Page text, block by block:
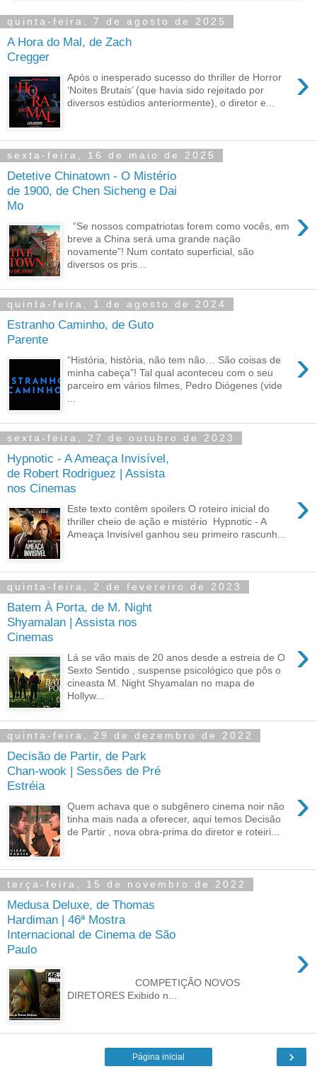
quinta-feira, 7 de agosto de 2025
A Hora do Mal, de Zach
Cregger
›
Após o inesperado sucesso do thriller de Horror
‘Noites Brutais’ (que havia sido rejeitado por
diversos estúdios anteriormente), o diretor e...
sexta-feira, 16 de maio de 2025
Detetive Chinatown - O Mistério
de 1900, de Chen Sicheng e Dai
Mo
›
“Se nossos compatriotas forem como vocês, em
breve a China será uma grande nação
novamente”! Num contato superficial, são
diversos os pris...
quinta-feira, 1 de agosto de 2024
Estranho Caminho, de Guto
Parente
›
“História, história, não tem não… São coisas de
minha cabeça”! Tal qual aconteceu com o seu
parceiro em vários filmes, Pedro Diógenes (vide
sexta-feira, 27 de outubro de 2023
Hypnotic - A Ameaça Invisível,
de Robert Rodriguez | Assista
nos Cinemas
›
Este texto contêm spoilers O roteiro inicial do
thriller cheio de ação e mistério Hypnotic - A
Ameaça Invisível ganhou seu primeiro rascunh...
quinta-feira, 2 de fevereiro de 2023
Batem À Porta, de M. Night
Shyamalan | Assista nos
Cinemas
›
Lá se vão mais de 20 anos desde a estreia de O
Sexto Sentido , suspense psicológico que pôs o
cineasta M. Night Shyamalan no mapa de
Hollyw...
quinta-feira, 29 de dezembro de 2022
Decisão de Partir, de Park
Chan-wook | Sessões de Pré
Estréia
›
Quem achava que o subgênero cinema noir não
tinha mais nada a oferecer, aqui temos Decisão
de Partir , nova obra-prima do diretor e roteiri...
terça-feira, 15 de novembro de 2022
Medusa Deluxe, de Thomas
Hardiman | 46ª Mostra
Internacional de Cinema de São
Paulo
›
COMPETIÇÃO NOVOS
DIRETORES Exibido n...
›
Página inicial